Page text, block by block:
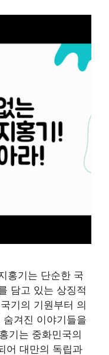
홍기는 단순한 국
담고 있는 상징적
기의 기원부터 의
겨진 이야기들을
기는 중화민국의
어 대만의 독립과